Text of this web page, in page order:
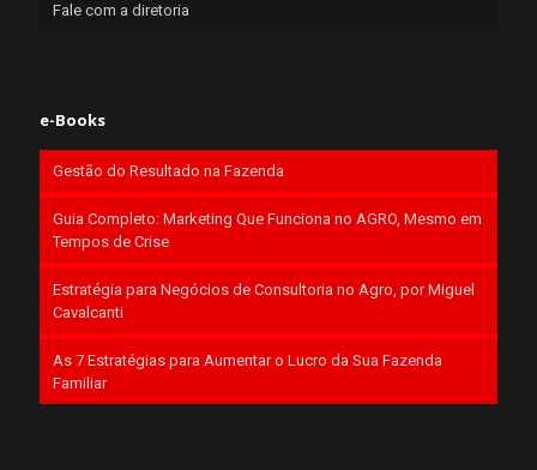
Fale com a diretoria
e-Books
Gestão do Resultado na Fazenda
Guia Completo: Marketing Que Funciona no AGRO, Mesmo em
Tempos de Crise
Estratégia para Negócios de Consultoria no Agro, por Miguel
Cavalcanti
As 7 Estratégias para Aumentar o Lucro da Sua Fazenda
Familiar